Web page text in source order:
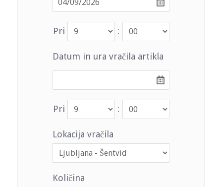
Pri :
Datum in ura vračila artikla
Pri :
Lokacija vračila
Količina